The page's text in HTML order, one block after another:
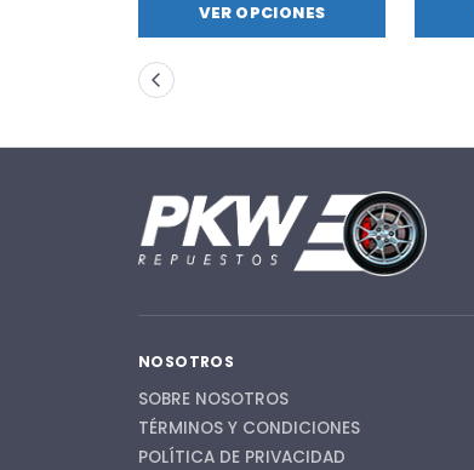
VER OPCIONES
NOSOTROS
SOBRE NOSOTROS
TÉRMINOS Y CONDICIONES
POLÍTICA DE PRIVACIDAD